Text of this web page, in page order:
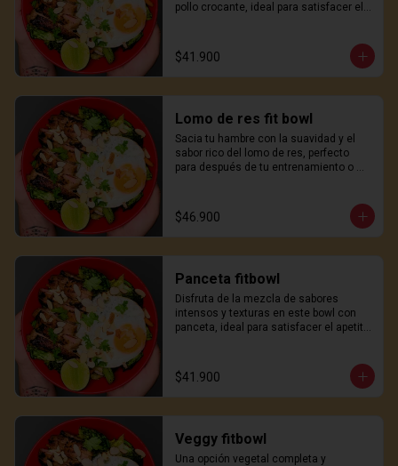
pollo crocante, ideal para satisfacer el
$41.900
Lomo de res fit bowl
Sacia tu hambre con la suavidad y el
sabor rico del lomo de res, perfecto
para después de tu entrenamiento o
$46.900
Panceta fitbowl
Disfruta de la mezcla de sabores
intensos y texturas en este bowl con
panceta, ideal para satisfacer el apetito
$41.900
Veggy fitbowl
Una opción vegetal completa y